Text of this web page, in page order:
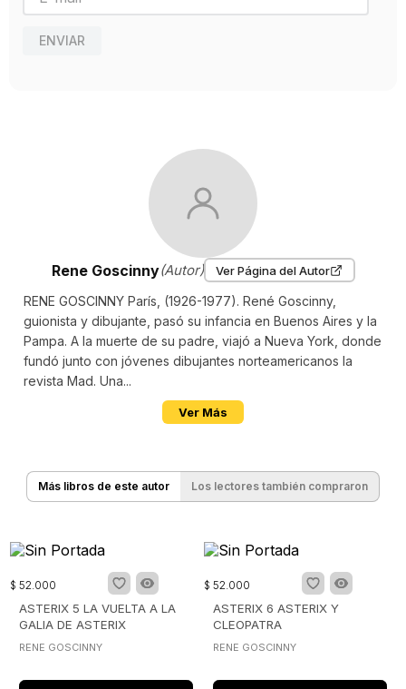
Traductor
JAIME PERICH
ENVIAR
Rene Goscinny(Autor) Ver Página del Autor
RENE GOSCINNY París, (1926-1977). René Goscinny,
guionista y dibujante, pasó su infancia en Buenos Aires y la
Pampa. A la muerte de su padre, viajó a Nueva York, donde
fundó junto con jóvenes dibujantes norteamericanos la
revista Mad. Una...
Ver Más
Más libros de este autor Los lectores también compraron
$ 52.000
ASTERIX 5 LA VUELTA A LA
GALIA DE ASTERIX
RENE GOSCINNY
$ 52.000
ASTERIX 6 ASTERIX Y
CLEOPATRA
RENE GOSCINNY